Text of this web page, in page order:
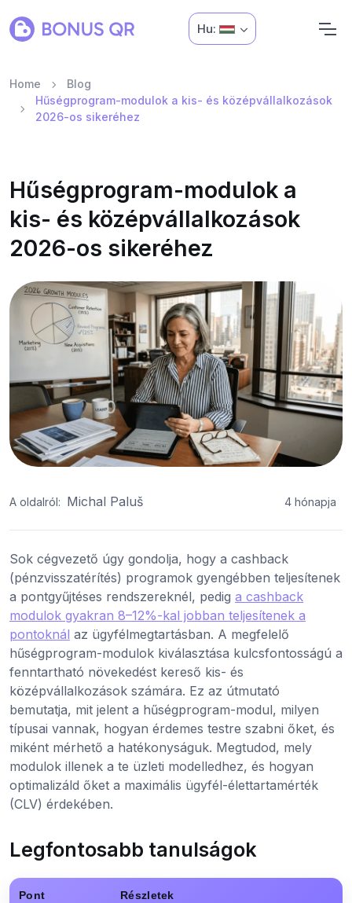
Hu:
Home
Blog
Hűségprogram-modulok a kis- és középvállalkozások
2026-os sikeréhez
Hűségprogram-modulok a
kis- és középvállalkozások
2026-os sikeréhez
A oldalról: Michal Paluš 4 hónapja
Sok cégvezető úgy gondolja, hogy a cashback
(pénzvisszatérítés) programok gyengébben teljesítenek
a pontgyűjtéses rendszereknél, pedig a cashback
modulok gyakran 8–12%-kal jobban teljesítenek a
pontoknál az ügyfélmegtartásban. A megfelelő
hűségprogram-modulok kiválasztása kulcsfontosságú a
fenntartható növekedést kereső kis- és
középvállalkozások számára. Ez az útmutató
bemutatja, mit jelent a hűségprogram-modul, milyen
típusai vannak, hogyan érdemes testre szabni őket, és
miként mérhető a hatékonyságuk. Megtudod, mely
modulok illenek a te üzleti modelledhez, és hogyan
optimalizáld őket a maximális ügyfél-élettartamérték
(CLV) érdekében.
Legfontosabb tanulságok
Pont Részletek